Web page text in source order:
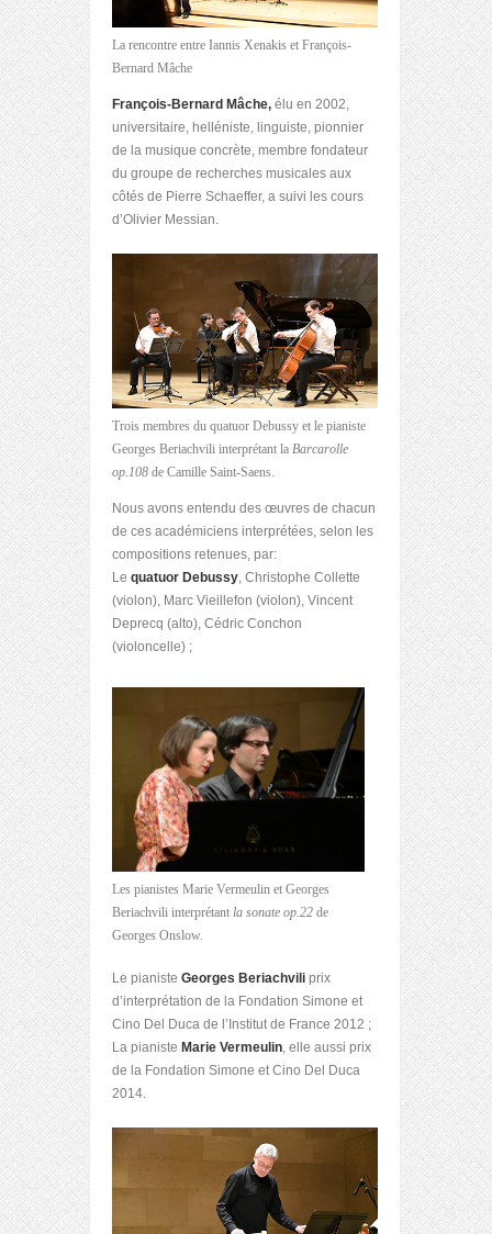
La rencontre entre Iannis Xenakis et François-
Bernard Mâche
François-Bernard Mâche, élu en 2002,
universitaire, helléniste, linguiste, pionnier
de la musique concrète, membre fondateur
du groupe de recherches musicales aux
côtés de Pierre Schaeffer, a suivi les cours
d’Olivier Messian.
Trois membres du quatuor Debussy et le pianiste
Georges Beriachvili interprétant la Barcarolle
op.108 de Camille Saint-Saens.
Nous avons entendu des œuvres de chacun
de ces académiciens interprétées, selon les
compositions retenues, par:
Le quatuor Debussy, Christophe Collette
(violon), Marc Vieillefon (violon), Vincent
Deprecq (alto), Cédric Conchon
(violoncelle) ;
Les pianistes Marie Vermeulin et Georges
Beriachvili interprétant la sonate op.22 de
Georges Onslow.
Le pianiste Georges Beriachvili prix
d’interprétation de la Fondation Simone et
Cino Del Duca de l’Institut de France 2012 ;
La pianiste Marie Vermeulin, elle aussi prix
de la Fondation Simone et Cino Del Duca
2014.